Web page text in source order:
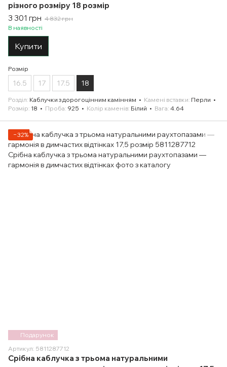
різного розміру 18 розмір
3 301 грн 4 832 грн
В наявності
Купити
Розмір
16.5 17 17.5 18
Розділ Каблучки з дорогоцінним камінням Камені вставки Перли
Розмір 18 Проба 925 Колір каменів Білий Вага 4.64
Подарунок
−32%
Артикул: 5811287712
Срібна каблучка з трьома натуральними